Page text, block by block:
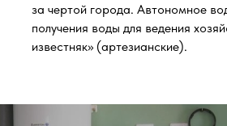
за чертой города. Автономное
получения воды для ведения
известняк» (артезианские).